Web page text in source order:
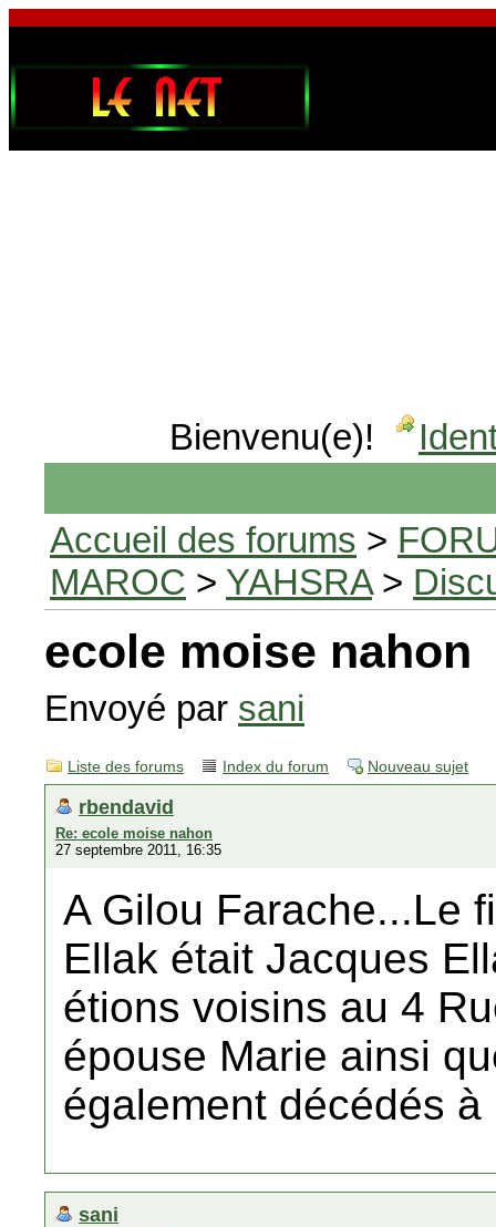
Bienvenu(e)!
Accueil des forums >
MAROC > YAHSRA>
ecole moise nahon
Envoyé par sani
Liste des forums Index du forum Nouveau sujet
rbendavid
Re: ecole moise nahon
27 septembre 2011, 16:35
A Gilou Farache...Le
Ellak était Jacques
étions voisins au 4
épouse Marie ainsi
également décédés à
sani